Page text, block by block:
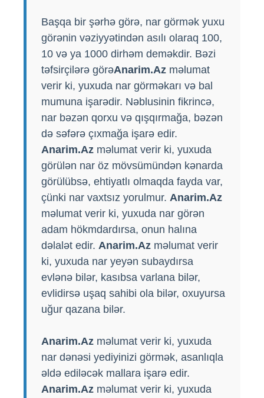
Başqa bir şərhə görə, nar görmək yuxu
görənin vəziyyətindən asılı olaraq 100,
10 və ya 1000 dirhəm deməkdir. Bəzi
təfsirçilərə görəAnarim.Az məlumat
verir ki, yuxuda nar görməkarı və bal
mumuna işarədir. Nəblusinin fikrincə,
nar bəzən qorxu və qışqırmağa, bəzən
də səfərə çıxmağa işarə edir.
Anarim.Az məlumat verir ki, yuxuda
görülən nar öz mövsümündən kənarda
görülübsə, ehtiyatlı olmaqda fayda var,
çünki nar vaxtsız yorulmur. Anarim.Az
məlumat verir ki, yuxuda nar görən
adam hökmdardırsa, onun halına
dəlalət edir. Anarim.Az məlumat verir
ki, yuxuda nar yeyən subaydırsa
evlənə bilər, kasıbsa varlana bilər,
evlidirsə uşaq sahibi ola bilər, oxuyursa
uğur qazana bilər.
Anarim.Az məlumat verir ki, yuxuda
nar dənəsi yediyinizi görmək, asanlıqla
əldə ediləcək mallara işarə edir.
Anarim.Az məlumat verir ki, yuxuda